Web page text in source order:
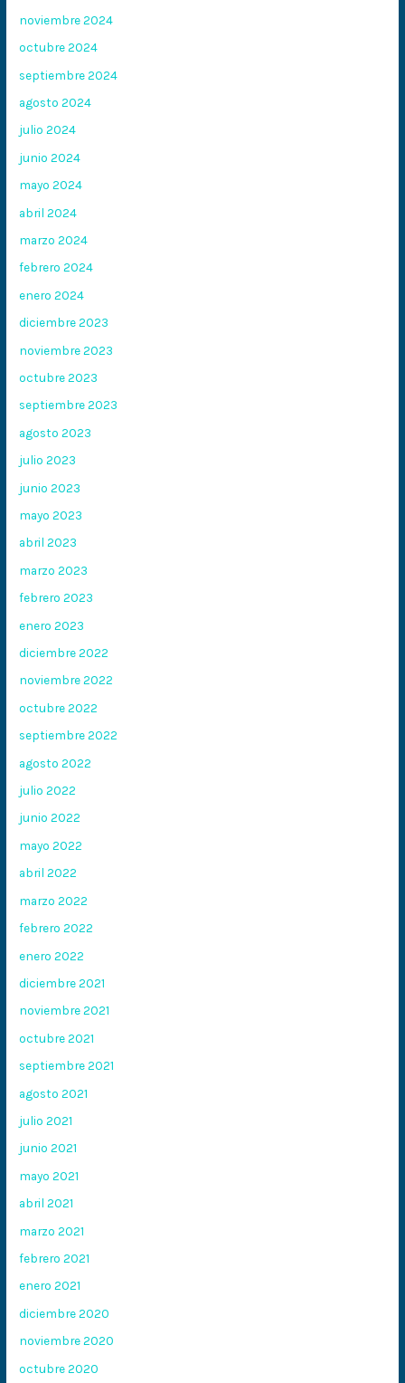
noviembre 2024
octubre 2024
septiembre 2024
agosto 2024
julio 2024
junio 2024
mayo 2024
abril 2024
marzo 2024
febrero 2024
enero 2024
diciembre 2023
noviembre 2023
octubre 2023
septiembre 2023
agosto 2023
julio 2023
junio 2023
mayo 2023
abril 2023
marzo 2023
febrero 2023
enero 2023
diciembre 2022
noviembre 2022
octubre 2022
septiembre 2022
agosto 2022
julio 2022
junio 2022
mayo 2022
abril 2022
marzo 2022
febrero 2022
enero 2022
diciembre 2021
noviembre 2021
octubre 2021
septiembre 2021
agosto 2021
julio 2021
junio 2021
mayo 2021
abril 2021
marzo 2021
febrero 2021
enero 2021
diciembre 2020
noviembre 2020
octubre 2020